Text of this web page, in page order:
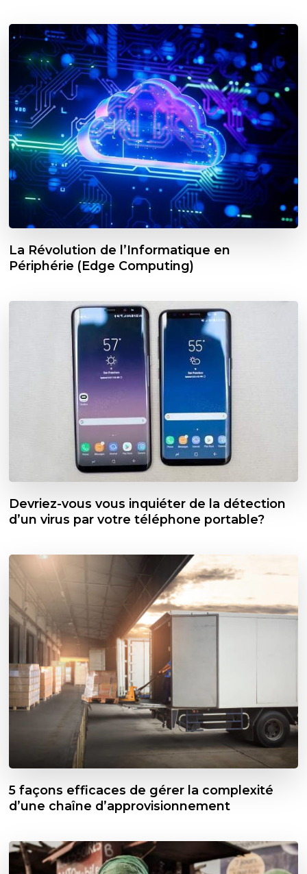
La Révolution de l’Informatique en
Périphérie (Edge Computing)
Devriez-vous vous inquiéter de la détection
d’un virus par votre téléphone portable?
5 façons efficaces de gérer la complexité
d’une chaîne d’approvisionnement